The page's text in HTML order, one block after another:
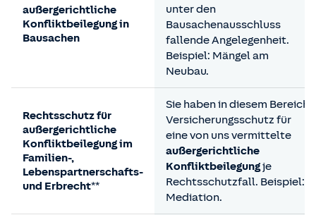
außergerichtliche
Konfliktbeilegung in
Bausachen
unter den
Bausachenausschluss
fallende Angelegenheit.
Beispiel: Mängel am
Neubau.
Rechtsschutz für
außergerichtliche
Konfliktbeilegung im
Familien-,
Lebenspartnerschafts-
und Erbrecht**
Sie haben in diesem Bereich
Versicherungsschutz für
eine von uns vermittelte
außergerichtliche
Konfliktbeilegungje
Rechtsschutzfall. Beispiel:
Mediation.